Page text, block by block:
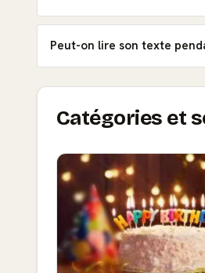
Peut-on lire son texte
Catégories et